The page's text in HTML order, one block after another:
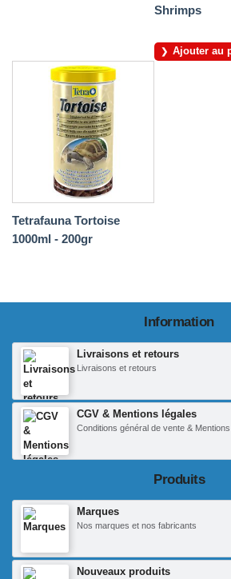
Shrimps
Ajouter au
Tetrafauna Tortoise
1000ml - 200gr
Information
Livraisons et retours
Livraisons et retours
CGV & Mentions légales
Conditions général de vente &
Produits
Marques
Nos marques et nos fabricants
Nouveaux produits